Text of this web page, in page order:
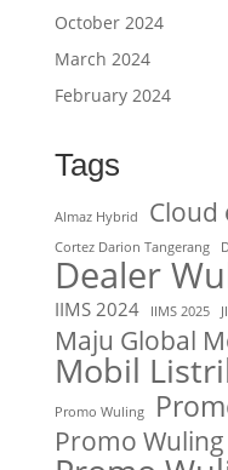
October 2024
March 2024
February 2024
Tags
Almaz Hybrid Cloud
Cortez Darion Tangerang
Dealer
IIMS 2024 IIMS 2025
Maju Global
Mobil
Promo Wuling
Promo